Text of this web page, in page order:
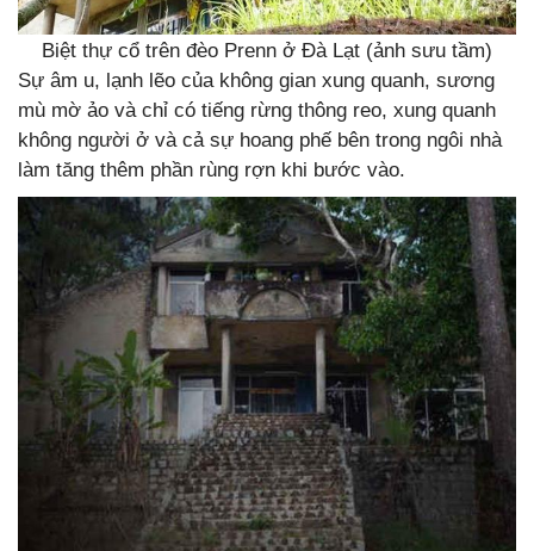
Biệt thự cổ trên đèo Prenn ở Đà Lạt (ảnh sưu tầm)
Sự âm u, lạnh lẽo của không gian xung quanh, sương
mù mờ ảo và chỉ có tiếng rừng thông reo, xung quanh
không người ở và cả sự hoang phế bên trong ngôi nhà
làm tăng thêm phần rùng rợn khi bước vào.